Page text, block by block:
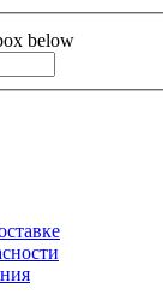
below